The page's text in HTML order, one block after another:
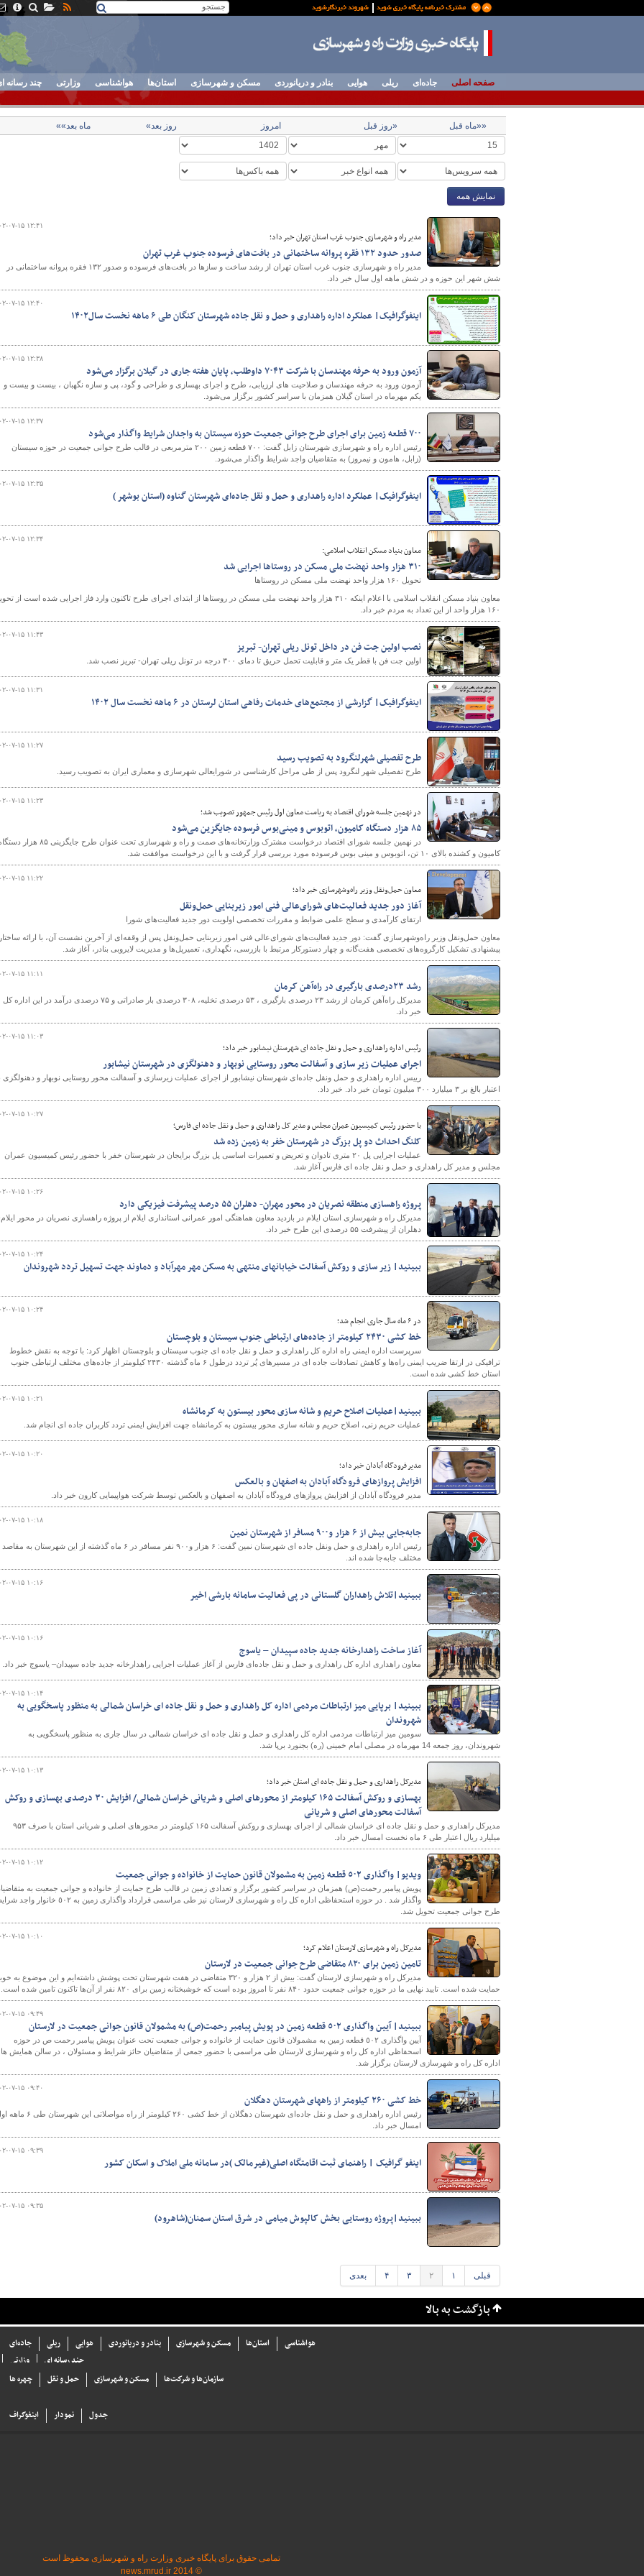
پایگاه خبری وزارت راه و
شهرسازی
صفحه اصلی جاده‌ای ریلی هوایی بنادر و دریانوردی مسکن و شهرسازی استان‌ها هواشناسی وزارتی چند رسانه
««ماه قبل «روز قبل امروز روز بعد» ماه بعد»»
نمایش همه
۱۴۰۲-۰۷-۱۵
مدیر راه و شهرسازی جنوب غرب استان تهران خبر داد؛
صدور حدود ۱۳۲ فقره پروانه ساختمانی در بافت‌های فرسوده جنوب غرب تهران
مدیر راه و شهرسازی جنوب غرب استان تهران از رشد ساخت و سازها در بافت‌های فرسوده و صدور ۱۳۲ فقره پروانه ساختمانی در
شش شهر این حوزه و در شش ماهه اول سال خبر داد.
۱۴۰۲-۰۷-۱۵
اینفوگرافیک| عملکرد اداره راهداری و حمل و نقل جاده شهرستان کنگان طی ۶ ماهه نخست سال۱۴۰۲
۱۴۰۲-۰۷-۱۵
آزمون ورود به حرفه مهندسان با شرکت ۷۰۴۳ داوطلب، پایان هفته جاری در گیلان برگزار می‌شود
آزمون ورود به حرفه مهندسان و صلاحیت های ارزیابی، طرح و اجرای بهسازی و طراحی و گود، پی و سازه نگهبان ، بیست و بیست و
یکم مهرماه در استان گیلان همزمان با سراسر کشور برگزار می‌شود.
۱۴۰۲-۰۷-۱۵
۷۰۰ قطعه زمین برای اجرای طرح جوانی جمعیت حوزه سیستان به واجدان شرایط واگذار می‌شود
رئیس اداره راه و شهرسازی شهرستان زابل گفت: ۷۰۰ قطعه زمین ۲۰۰ مترمربعی در قالب طرح جوانی جمعیت در حوزه سیستان
(زابل، هامون و نیمروز) به متقاضیان واجد شرایط واگذار می‌شود.
۱۴۰۲-۰۷-۱۵
اینفوگرافیک| عملکرد اداره راهداری و حمل و نقل جاده‌ای شهرستان گناوه (استان بوشهر )
۱۴۰۲-۰۷-۱۵
معاون بنیاد مسکن انقلاب اسلامی:
۳۱۰ هزار واحد نهضت ملی مسکن در روستاها اجرایی شد
تحویل ۱۶۰ هزار واحد نهضت ملی مسکن در روستاها
معاون بنیاد مسکن انقلاب اسلامی با اعلام اینکه ۳۱۰ هزار واحد نهضت ملی مسکن در روستاها از ابتدای اجرای طرح تاکنون وارد فاز اجرایی شده است از
۱۶۰ هزار واحد از این تعداد به مردم خبر داد.
۱۴۰۲-۰۷-۱۵
نصب اولین جت فن در داخل تونل ریلی تهران- تبریز
اولین جت فن با قطر یک متر و قابلیت تحمل حریق تا دمای ۳۰۰ درجه در تونل ریلی تهران- تبریز نصب شد.
۱۴۰۲-۰۷-۱۵
اینفوگرافیک| گزارشی از مجتمع‌های خدمات رفاهی استان لرستان در ۶ ماهه نخست سال ۱۴۰۲
۱۴۰۲-۰۷-۱۵
طرح تفصیلی شهرلنگرود به تصویب رسید
طرح تفصیلی شهر لنگرود پس از طی مراحل کارشناسی در شورایعالی شهرسازی و معماری ایران به تصویب رسید.
۱۴۰۲-۰۷-۱۵
در نهمین جلسه شورای اقتصاد به ریاست معاون اول رئیس جمهور تصویب شد؛
۸۵ هزار دستگاه کامیون، اتوبوس و مینی‌بوس فرسوده جایگزین می‌شود
در نهمین جلسه شورای اقتصاد درخواست مشترک وزارتخانه‌های صمت و راه و شهرسازی تحت عنوان طرح جایگزینی ۸۵
کامیون و کشنده بالای ۱۰ تن، اتوبوس و مینی بوس فرسوده مورد بررسی قرار گرفت و با این درخواست موافقت شد.
۱۴۰۲-۰۷-۱۵
معاون حمل‌ونقل وزیر راه‌وشهرسازی خبر داد؛
آغاز دور جدید فعالیت‌های شورای‌عالی فنی امور زیربنایی حمل‌ونقل
ارتقای کارآمدی و سطح علمی ضوابط و مقررات تخصصی اولویت دور جدید فعالیت‌های شورا
معاون حمل‌ونقل وزیر راه‌وشهرسازی گفت: دور جدید فعالیت‌های شورای‌عالی فنی امور زیربنایی حمل‌ونقل پس از وقفه‌ای از آخرین نشست آن، با ارائه ساختار
پیشنهادی تشکیل کارگروه‌های تخصصی هفت‌گانه و چهار دستورکار مرتبط با بازرسی، نگهداری، تعمیرپل‌ها و مدیریت لایروبی بنادر، آغاز شد.
۱۴۰۲-۰۷-۱۵
رشد ۲۳درصدی بارگیری در راه‌آهن کرمان
مدیرکل راه‌آهن کرمان از رشد ۲۳ درصدی بارگیری ، ۵۳ درصدی تخلیه، ۳۰۸ درصدی بار صادراتی و ۷۵ درصدی درآمد در این اداره کل
خبر داد.
۱۴۰۲-۰۷-۱۵
رئیس اداره راهداری و حمل و نقل جاده ای شهرستان نیشابور خبر داد؛
اجرای عملیات زیر سازی و آسفالت محور روستایی نوبهار و دهنولگزی در شهرستان نیشابور
رییس اداره راهداری و حمل ونقل جاده‌ای شهرستان نیشابور از اجرای عملیات زیرسازی و آسفالت محور روستایی نوبهار و دهنولگزی
اعتبار بالغ بر ۳ میلیارد ۳۰۰ میلیون تومان خبر داد. خبر داد.
۱۴۰۲-۰۷-۱۵
با حضور رئیس کمیسیون عمران مجلس و مدیر کل راهداری و حمل و نقل جاده ای فارس؛
کلنگ احداث دو پل بزرگ در شهرستان خفر به زمین زده شد
عملیات اجرایی پل ۲۰ متری تادوان و تعریض و تعمیرات اساسی پل بزرگ برایجان در شهرستان خفر با حضور رئیس کمیسیون عمران
مجلس و مدیر کل راهداری و حمل و نقل جاده ای فارس آغاز شد.
۱۴۰۲-۰۷-۱۵
پروژه راهسازی منطقه نصریان در محور مهران- دهلران ۵۵ درصد پیشرفت فیزیکی دارد
مدیرکل راه و شهرسازی استان ایلام در بازدید معاون هماهنگی امور عمرانی استانداری ایلام از پروژه راهسازی نصریان در محور
دهلران از پیشرفت ۵۵ درصدی این طرح خبر داد.
۱۴۰۲-۰۷-۱۵
ببینید| زیر سازی و روکش آسفالت خیابانهای منتهی به مسکن مهر مهرآباد و دماوند جهت تسهیل تردد شهروندان
۱۴۰۲-۰۷-۱۵
در ۶ ماه سال جاری انجام شد؛
خط ‌کشی ۲۴۳۰ کیلومتر از جاده‌های ارتباطی جنوب سیستان و بلوچستان
سرپرست اداره ایمنی راه اداره کل راهداری و حمل و نقل جاده ای جنوب سیستان و بلوچستان اظهار کرد: با توجه به نقش خطوط
ترافیکی در ارتقا ضریب ایمنی راه‌ها و کاهش تصادفات جاده ای در مسیرهای پُر تردد درطول ۶ ماه گذشته ۲۴۳۰ کیلومتر از جاده‌های مختلف ارتباطی جنوب
استان خط‌ کشی شده است.
۱۴۰۲-۰۷-۱۵
ببینید|عملیات اصلاح حریم و شانه سازی محور بیستون به کرمانشاه
عملیات حریم زنی، اصلاح حریم و شانه سازی محور بیستون به کرمانشاه جهت افزایش ایمنی تردد کاربران جاده ای انجام شد.
۱۴۰۲-۰۷-۱۵
مدیر فرودگاه آبادان خبر داد؛
افزایش پروازهای فرودگاه آبادان به اصفهان و بالعکس
مدیر فرودگاه آبادان از افزایش پروازهای فرودگاه آبادان به اصفهان و بالعکس توسط شرکت هواپیمایی کارون خبر داد.
۱۴۰۲-۰۷-۱۵
جابه‌جایی بیش از ۶ هزار و۹۰۰ مسافر از شهرستان نمین
رئیس اداره راهداری و حمل ونقل جاده ای شهرستان نمین گفت: ۶ هزار و۹۰۰ نفر مسافر در ۶ ماه گذشته از این شهرستان به مقاصد
مختلف جابه‌جا شده اند.
۱۴۰۲-۰۷-۱۵
ببینید|تلاش راهداران گلستانی در پی فعالیت سامانه بارشی اخیر
۱۴۰۲-۰۷-۱۵
آغاز ساخت راهدارخانه جدید جاده سپیدان – یاسوج
معاون راهداری اداره کل راهداری و حمل و نقل جاده‌ای فارس از آغاز عملیات اجرایی راهدارخانه جدید جاده سپیدان– یاسوج خبر داد.
۱۴۰۲-۰۷-۱۵
ببینید| برپایی میز ارتباطات مردمی اداره کل راهداری و حمل و نقل جاده ای خراسان شمالی به منظور پاسخگویی به
شهروندان
سومین میز ارتباطات مردمی اداره کل راهداری و حمل و نقل جاده ای خراسان شمالی در سال جاری به منظور پاسخگویی به
شهروندان، روز جمعه 14 مهرماه در مصلی امام خمینی (ره) بجنورد برپا شد.
۱۴۰۲-۰۷-۱۵
مدیرکل راهداری و حمل و نقل جاده ای استان خبر داد؛
بهسازی و روکش آسفالت ۱۶۵ کیلومتر از محورهای اصلی و شریانی خراسان شمالی/ افزایش ۳۰ درصدی بهسازی و روکش
آسفالت محورهای اصلی و شریانی
مدیرکل راهداری و حمل و نقل جاده ای خراسان شمالی از اجرای بهسازی و روکش آسفالت ۱۶۵ کیلومتر در محورهای اصلی و شریانی استان با صرف ۹۵۳
میلیارد ریال اعتبار طی ۶ ماه نخست امسال خبر داد.
۱۴۰۲-۰۷-۱۵
ویدیو| واگذاری ٥٠٢ قطعه زمین به مشمولان قانون حمایت از خانواده و جوانی جمعیت
پویش پیامبر رحمت(ص) همزمان در سراسر کشور برگزار و تعدادی زمین در قالب طرح حمایت از خانواده و جوانی جمعیت به
واگذار شد . در حوزه استحفاظی اداره کل راه و شهرسازی لارستان نیز طی مراسمی قرارداد واگذاری زمین به ٥٠٢ خانوار
طرح جوانی جمعیت تحویل شد.
۱۴۰۲-۰۷-۱۵
مدیرکل راه و شهرسازی لارستان اعلام کرد؛
تامین زمین برای ۸۲۰ متقاضی طرح جوانی جمعیت در لارستان
مدیرکل راه و شهرسازی لارستان گفت: بیش از ۲ هزار و ۳۲۰ متقاضی در هفت شهرستان تحت پوشش داشته‌ایم و این موضوع به
حمایت شده است. تایید نهایی ما در حوزه جوانی جمعیت حدود ۸۴۰ نفر تا امروز بوده است که خوشبختانه زمین برای ۸۲۰ نفر از آن‌ها تاکنون تامین شده است.
۱۴۰۲-۰۷-۱۵
ببینید| آیین واگذاری ٥٠٢ قطعه زمین در پویش پیامبر رحمت(ص) به مشمولان قانون جوانی جمعیت در لارستان
آیین واگذاری ٥٠٢ قطعه زمین به مشمولان قانون حمایت از خانواده و جوانی جمعیت تحت عنوان پویش پیامبر رحمت ص در حوزه
اسحفاظی اداره کل راه و شهرسازی لارستان طی مراسمی با حضور جمعی از متقاضیان حائز شرایط و مسئولان ، در سالن همایش
اداره کل راه و شهرسازی لارستان برگزار شد.
۱۴۰۲-۰۷-۱۵
خط کشی ۲۶۰ کیلومتر از راههای شهرستان دهگلان
رئیس اداره راهداری و حمل و نقل جاده‌ای شهرستان دهگلان از خط کشی ۲۶۰ کیلومتر از راه مواصلاتی این
امسال خبر داد.
۱۴۰۲-۰۷-۱۵
اینفو گرافیک | راهنمای ثبت اقامتگاه اصلی(غیرمالک )در سامانه ملی املاک و اسکان کشور
۱۴۰۲-۰۷-۱۵
ببینید|پروژه روستایی بخش کالپوش میامی در شرق استان سمنان(شاهرود)
قبلی ۱ ۲ ۳ ۴ بعدی
بازگشت به بالا
جاده‌ای ریلی هوایی بنادر و دریانوردی مسکن و شهرسازی استان‌ها
هواشناسی
وزارتی
چند رسانه ای
چهره ها حمل و نقل مسکن و شهرسازی سازما‌ن‌ها و شركت‌ها
اینفوگراف نمودار جدول
تمامی حقوق برای پایگاه خبری وزارت راه و شهرسازی محفوظ است
© 2014 news.mrud.ir